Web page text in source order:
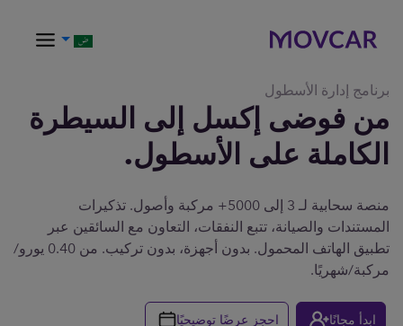
برنامج إدارة الأسطول
من فوضى إكسل إلى السيطرة
الكاملة على الأسطول.
منصة سحابية لـ 3 إلى 5000+ مركبة وأصول. تذكيرات
المستندات والصيانة، تتبع النفقات، التعاون مع السائقين عبر
تطبيق الهاتف المحمول. بدون أجهزة، بدون تركيب. من 0.40 يورو/
مركبة/شهريًا.
ابدأ مجانًا احجز عرضًا توضيحيًا